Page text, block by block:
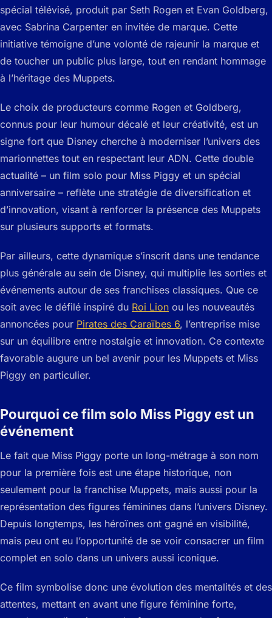
spécial télévisé, produit par Seth Rogen et Evan Goldberg,
avec Sabrina Carpenter en invitée de marque. Cette
initiative témoigne d’une volonté de rajeunir la marque et
de toucher un public plus large, tout en rendant hommage
à l’héritage des Muppets.
Le choix de producteurs comme Rogen et Goldberg,
connus pour leur humour décalé et leur créativité, est un
signe fort que Disney cherche à moderniser l’univers des
marionnettes tout en respectant leur ADN. Cette double
actualité – un film solo pour Miss Piggy et un spécial
anniversaire – reflète une stratégie de diversification et
d’innovation, visant à renforcer la présence des Muppets
sur plusieurs supports et formats.
Par ailleurs, cette dynamique s’inscrit dans une tendance
plus générale au sein de Disney, qui multiplie les sorties et
événements autour de ses franchises classiques. Que ce
soit avec le défilé inspiré du Roi Lion ou les nouveautés
annoncées pour Pirates des Caraïbes 6, l’entreprise mise
sur un équilibre entre nostalgie et innovation. Ce contexte
favorable augure un bel avenir pour les Muppets et Miss
Piggy en particulier.
Pourquoi ce film solo Miss Piggy est un
événement
Le fait que Miss Piggy porte un long-métrage à son nom
pour la première fois est une étape historique, non
seulement pour la franchise Muppets, mais aussi pour la
représentation des figures féminines dans l’univers Disney.
Depuis longtemps, les héroïnes ont gagné en visibilité,
mais peu ont eu l’opportunité de se voir consacrer un film
complet en solo dans un univers aussi iconique.
Ce film symbolise donc une évolution des mentalités et des
attentes, mettant en avant une figure féminine forte,